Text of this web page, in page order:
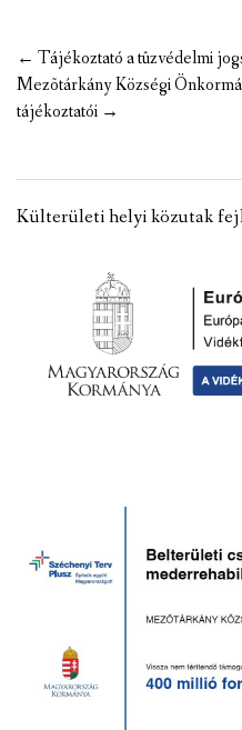
Post
navigation
← Tájékoztató a tûzvédelmi
Mezõtárkány Községi
tájékoztatói →
Külterületi helyi közutak